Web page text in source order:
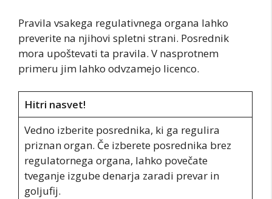
Pravila vsakega regulativnega organa lahko
preverite na njihovi spletni strani. Posrednik
mora upoštevati ta pravila. V nasprotnem
primeru jim lahko odvzamejo licenco.
Hitri nasvet!
Vedno izberite posrednika, ki ga regulira
priznan organ. Če izberete posrednika brez
regulatornega organa, lahko povečate
tveganje izgube denarja zaradi prevar in
goljufij.